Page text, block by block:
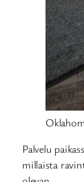
Palvelu
millaista